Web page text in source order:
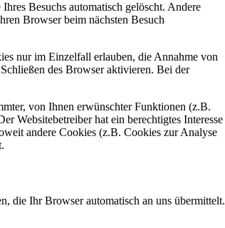
Besuchs automatisch gelöscht. Andere
Browser beim nächsten Besuch
nur im Einzelfall erlauben, die Annahme von
des Browser aktivieren. Bei der
von Ihnen erwünschter Funktionen (z.B.
Websitebetreiber hat ein berechtigtes Interesse
andere Cookies (z.B. Cookies zur Analyse
die Ihr Browser automatisch an uns übermittelt.